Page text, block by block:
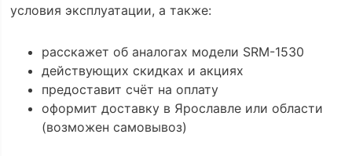
условия эксплуатации, а также:
расскажет об аналогах модели SRM-1530
действующих скидках и акциях
предоставит счёт на оплату
оформит доставку в Ярославле или области
(возможен самовывоз)